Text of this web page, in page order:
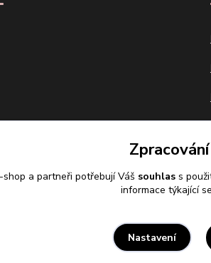
shop a partneři potřebují Váš souhlass
informace týkající
Nastavení